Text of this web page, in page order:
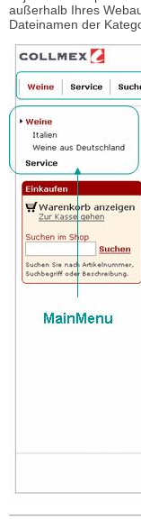
außerhalb Ihres
Dateinamen der